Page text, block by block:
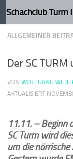
Zum Inhalt
Schachclub Turm
ALLGEMEINER
Der SC TURM
VON WOLFGANG
AKTUALISIERT
11.11. –Beginn
SC Turm wird
um die